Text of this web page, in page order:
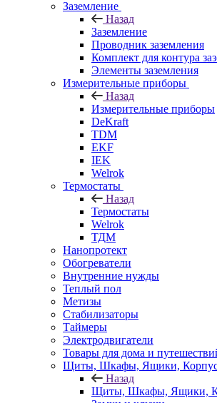
Заземление
Назад
Заземление
Проводник заземления
Комплект для контура
Элементы заземления
Измерительные приборы
Назад
Измерительные приборы
DeKraft
TDM
EKF
IEK
Welrok
Термостаты
Назад
Термостаты
Welrok
ТДМ
Нанопротект
Обогреватели
Внутренние нужды
Теплый пол
Метизы
Стабилизаторы
Таймеры
Электродвигатели
Товары для дома и
Щиты, Шкафы, Ящики,
Назад
Щиты, Шкафы, Ящики,